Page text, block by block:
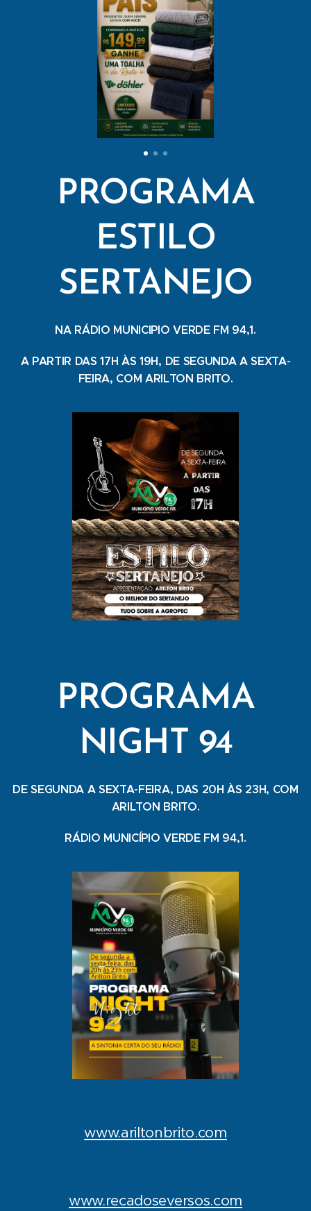
PROGRAMA
ESTILO
SERTANEJO
NA RÁDIO MUNICIPIO VERDE FM 94,1.
A PARTIR DAS 17H ÀS 19H, DE SEGUNDA A SEXTA-
FEIRA, COM ARILTON BRITO.
PROGRAMA
NIGHT 94
DE SEGUNDA A SEXTA-FEIRA, DAS 20H ÀS 23H, COM
ARILTON BRITO.
RÁDIO MUNICÍPIO VERDE FM 94,1.
www.ariltonbrito.com
www.recadoseversos.com